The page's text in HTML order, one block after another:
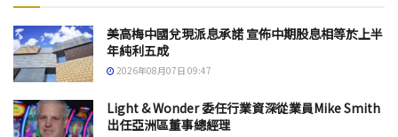
美高梅中國兌現派息承諾 宣佈中期股息相等於上半
年純利五成
2026年08月07日 09:47
Light & Wonder 委任行業資深從業員Mike Smith
出任亞洲區董事總經理